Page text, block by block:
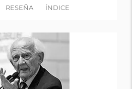
RESEÑA ÍNDICE